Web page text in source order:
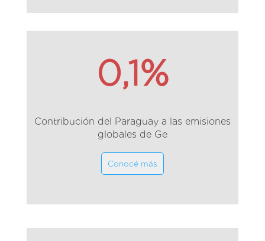
0,1%
Contribución del Paraguay a las emisiones
globales de Ge
Conocé más